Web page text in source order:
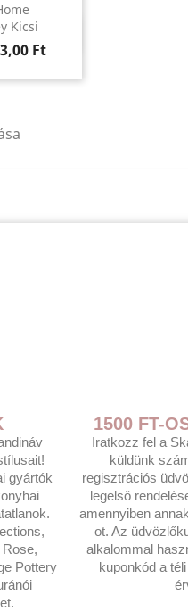
Kicsi
Ft
gyártók
Pottery
1500 FT-
Iratkozz fel a
küldünk
regisztrációs
legelső
amennyiben
ot. Az
alkalommal
kuponkód a